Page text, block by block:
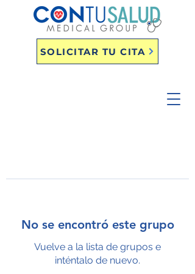
SOLICITAR TU CITA
No se encontró este grupo
Vuelve a la lista de grupos e
inténtalo de nuevo.